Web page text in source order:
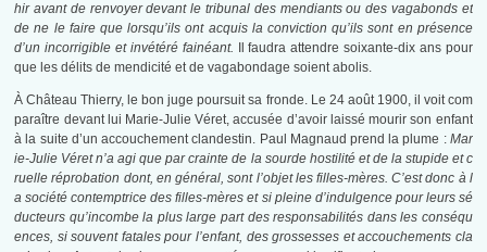
hiravant de renvoyer devant le tribunal des mendiants ou des vagabonds et
de ne le faire que lorsqu’ils ont acquis la conviction qu’ils sont en présence
d’un incorrigible et invétéré fainéant. Il faudra attendre soixante-dix ans pour
que les délits de mendicité et de vagabondage soient abolis.
À Château Thierry, le bon juge poursuit sa fronde. Le 24 août 1900, il voit com
paraître devant lui Marie-Julie Véret, accusée d’avoir laissé mourir son enfant
à la suite d’un accouchement clandestin. Paul Magnaud prend la plume : Mar
ie-Julie Véret n’a agi que par crainte de la sourde hostilité et de la stupide et c
ruelle réprobation dont, en général, sont l’objet les filles-mères. C’est donc à l
a société contemptrice des filles-mères et si pleine d’indulgence pour leurs sé
ducteurs qu’incombe la plus large part des responsabilités dans les conséqu
ences, si souvent fatales pour l’enfant, des grossesses et accouchements cla